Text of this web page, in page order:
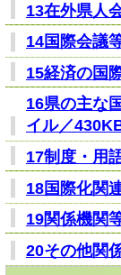
13在外県人
14国際会議
15経済の国
16県の主な
イル／
17制度・用
18国際化関
19関係機関
20その他関